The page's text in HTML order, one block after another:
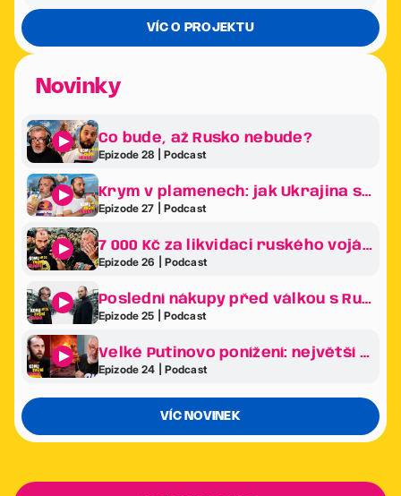
VÍC O PROJEKTU
Novinky
Co bude, až Rusko nebude?
Epizode 28 | Podcast
Krym v plamenech: jak Ukrajina sráží Putinův klenot na kolena
Epizode 27 | Podcast
7 000 Kč za likvidaci ruského vojáka. Revoluce v ukrajinské armádě je tady!
Epizode 26 | Podcast
Poslední nákupy před válkou s Ruskem. Co frčelo nejvíc na největším veletrhu zbraní v Evropě?
Epizode 25 | Podcast
Velké Putinovo ponížení: největší bizarnosti ekonomického fóra v Petrohradě
Epizode 24 | Podcast
VÍC NOVINEK